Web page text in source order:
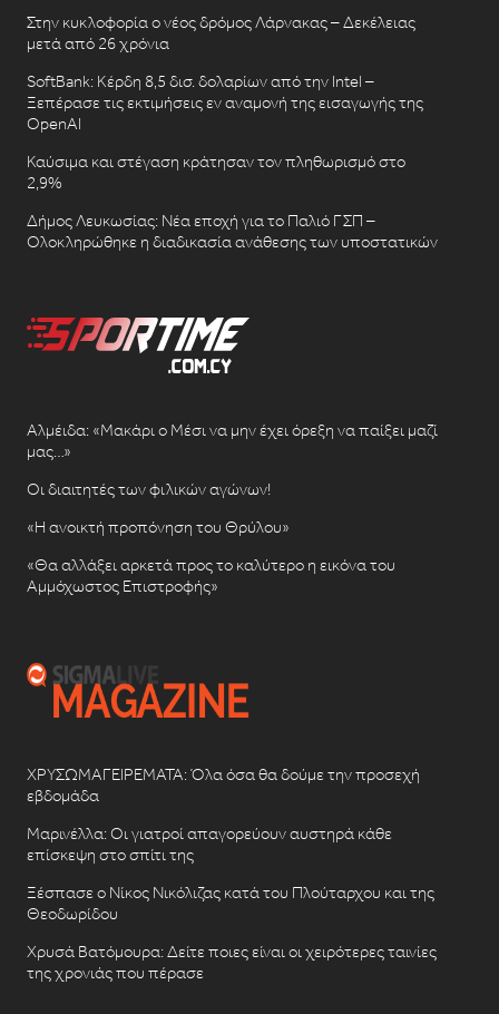
Στην κυκλοφορία ο νέος δρόμος Λάρνακας – Δεκέλειας
μετά από 26 χρόνια
SoftBank: Κέρδη 8,5 δισ. δολαρίων από την Intel –
Ξεπέρασε τις εκτιμήσεις εν αναμονή της εισαγωγής της
OpenAI
Καύσιμα και στέγαση κράτησαν τον πληθωρισμό στο
2,9%
Δήμος Λευκωσίας: Νέα εποχή για το Παλιό ΓΣΠ –
Ολοκληρώθηκε η διαδικασία ανάθεσης των υποστατικών
Αλμέιδα: «Μακάρι ο Μέσι να μην έχει όρεξη να παίξει μαζί
μας…»
Οι διαιτητές των φιλικών αγώνων!
«Η ανοικτή προπόνηση του Θρύλου»
«Θα αλλάξει αρκετά προς το καλύτερο η εικόνα του
Αμμόχωστος Επιστροφής»
ΧΡΥΣΩΜΑΓΕΙΡΕΜΑΤΑ: Όλα όσα θα δούμε την προσεχή
εβδομάδα
Μαρινέλλα: Οι γιατροί απαγορεύουν αυστηρά κάθε
επίσκεψη στο σπίτι της
Ξέσπασε ο Νίκος Νικόλιζας κατά του Πλούταρχου και της
Θεοδωρίδου
Χρυσά Βατόμουρα: Δείτε ποιες είναι οι χειρότερες ταινίες
της χρονιάς που πέρασε